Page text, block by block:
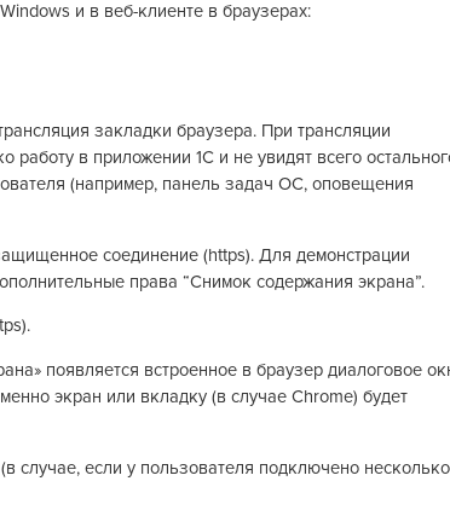
и в веб-клиенте в браузерах:
закладки браузера. При трансляции
работу в приложении 1С и не увидят всего
(например, панель задач ОС, оповещения
соединение (https). Для демонстрации
права “Снимок содержания экрана”.
появляется встроенное в браузер диалоговое
экран или вкладку (в случае Chrome) будет
случае, если у пользователя подключено несколько